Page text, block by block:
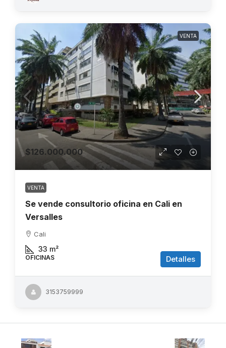
VENTA
$126.000.000
VENTA
Se vende consultorio oficina en Cali en
Versalles
Cali
33 m²
OFICINAS Detalles
3153759999